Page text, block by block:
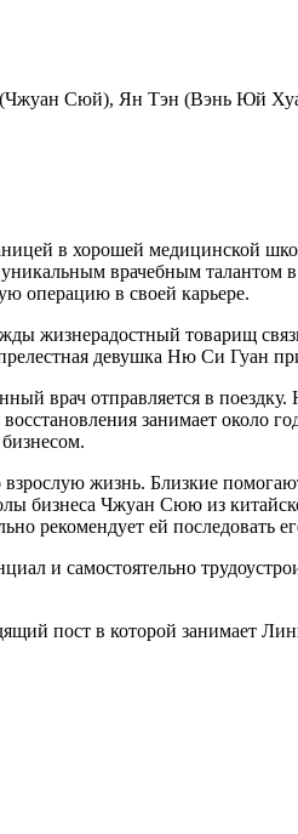
Сюй), Ян Тэн (Вэнь Юй
в хорошей медицинской
врачебным талантом
операцию в своей карьере.
жизнерадостный товарищ
девушка Ню Си Гуан
врач отправляется в поездку.
занимает около
жизнь. Близкие
бизнеса Чжуан Сюю из
рекомендует ей последовать
и самостоятельно
пост в которой занимает